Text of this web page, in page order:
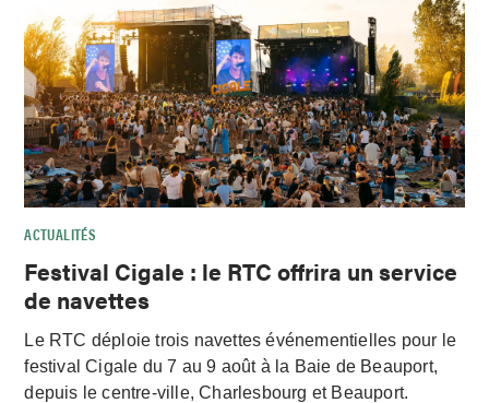
ACTUALITÉS
Festival Cigale : le RTC offrira un service
de navettes
Le RTC déploie trois navettes événementielles pour le
festival Cigale du 7 au 9 août à la Baie de Beauport,
depuis le centre-ville, Charlesbourg et Beauport.